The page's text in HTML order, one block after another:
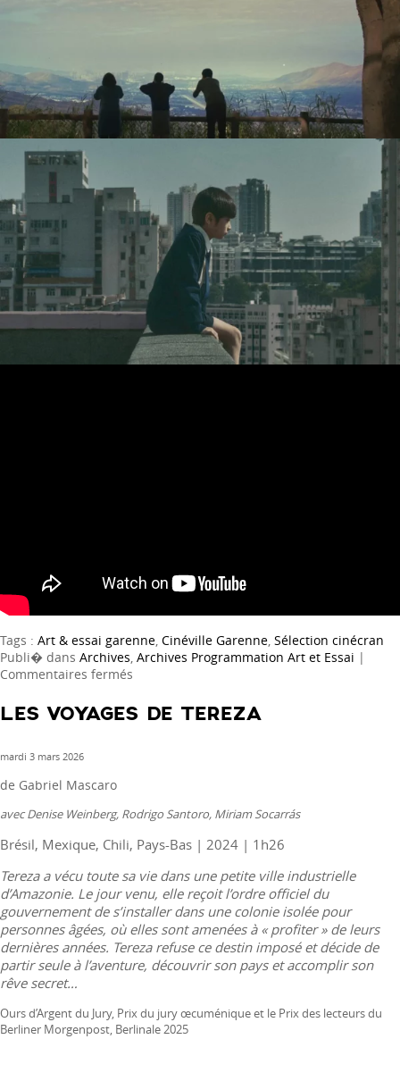
Tags : Art & essai garenne Cinéville Garenne Sélection cinécran
Publi� dans Archives Archives Programmation Art et Essai |
Commentaires fermés
page
après
LES VOYAGES DE TEREZA
mardi 3 mars 2026
de Gabriel Mascaro
avec Denise Weinberg, Rodrigo Santoro, Miriam Socarrás
Brésil, Mexique, Chili, Pays-Bas | 2024 | 1h26
Tereza a vécu toute sa vie dans une petite ville industrielle
d’Amazonie. Le jour venu, elle reçoit l’ordre officiel du
gouvernement de s’installer dans une colonie isolée pour
personnes âgées, où elles sont amenées à « profiter » de leurs
dernières années. Tereza refuse ce destin imposé et décide de
partir seule à l’aventure, découvrir son pays et accomplir son
rêve secret…
Ours d’Argent du Jury, Prix du jury œcuménique et le Prix des lecteurs du
Berliner Morgenpost, Berlinale 2025